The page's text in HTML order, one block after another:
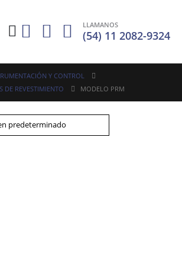
LLAMANOS
(54) 11 2082-9324
Y CONTROL
DE REVESTIMIENTO
MODELO PRM